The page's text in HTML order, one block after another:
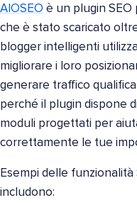
AIOSEO è un plugin
che è stato scaricato
blogger intelligenti
migliorare i loro
generare traffico
perché il plugin dispone
moduli progettati per
correttamente le tue
Esempi delle
includono: